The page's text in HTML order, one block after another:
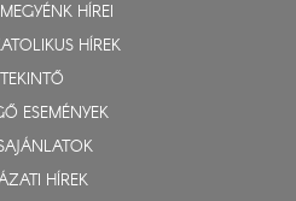
HÍREI
HÍREK
ESEMÉNYEK
HÍREK